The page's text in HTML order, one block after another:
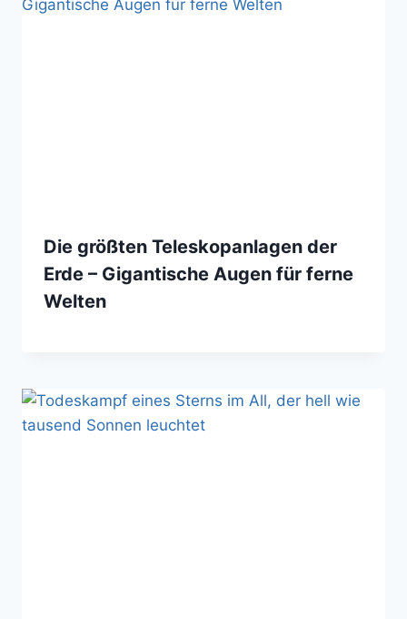
Die größten Teleskopanlagen der
Erde – Gigantische Augen für ferne
Welten